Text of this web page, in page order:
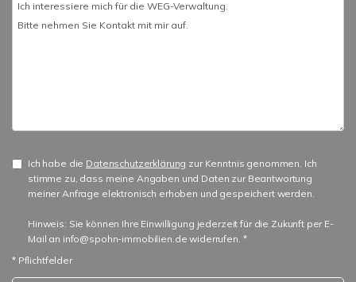
Ich habe die Datenschutzerklärung zur Kenntnis genommen. Ich
stimme zu, dass meine Angaben und Daten zur Beantwortung
meiner Anfrage elektronisch erhoben und gespeichert werden.
Hinweis: Sie können Ihre Einwilligung jederzeit für die Zukunft per E-
Mail an info@spohn-immobilien.de widerrufen. *
* Pflichtfelder